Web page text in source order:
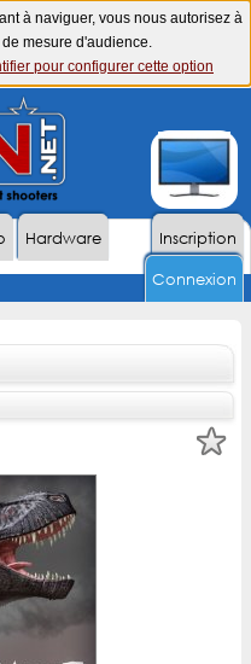
à naviguer, vous nous autorisez à
mesure d'audience.
pour configurer cette option
Inscription
Hardware
Connexion